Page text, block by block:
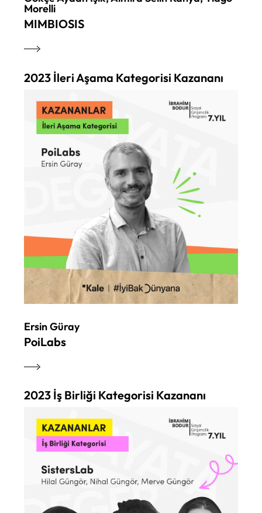
Morelli
MIMBIOSIS
2023 İleri Aşama Kategorisi Kazananı
Ersin Güray
PoiLabs
2023 İş Birliği Kategorisi Kazananı